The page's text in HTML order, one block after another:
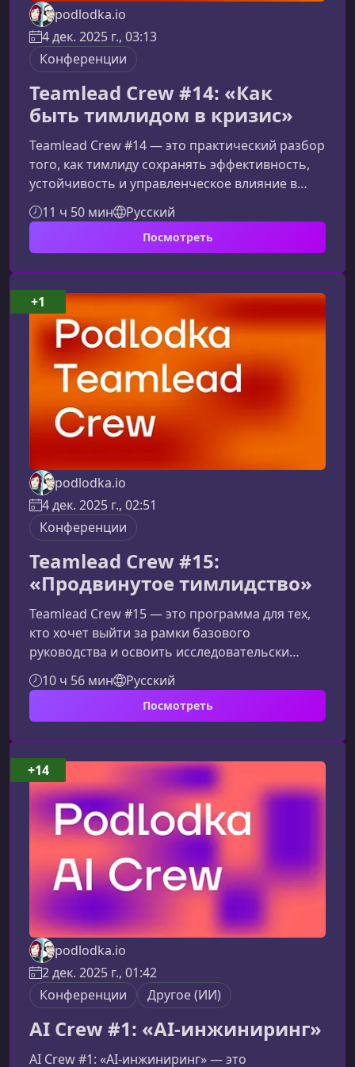
podlodka.io
4 дек. 2025 г., 03:13
Конференции
Teamlead Crew #14: «Как
быть тимлидом в кризис»
Teamlead Crew #14 — это практический разбор
того, как тимлиду сохранять эффективность,
устойчивость и управленческое влияние в
условиях кризиса. Сезон помогает
переосмыслить неопределённость как точку
роста и даёт рабочие инструменты для
поддержки команды.О чём этот сезонКурс
раскрывает ключевые принципы кризисного
лидерства и показывает, как тимлиду
действовать, когда внешняя среда
нестабильна, а ответственност
11 ч 50 мин Русский
Посмотреть
podlodka.io
4 дек. 2025 г., 02:51
Конференции
Teamlead Crew #15:
«Продвинутое тимлидство»
Teamlead Crew #15 — это программа для тех,
кто хочет выйти за рамки базового
руководства и освоить исследовательски
обоснованные, масштабируемые
управленческие практики, применимые в
любой технологической организации.Зачем
идти на продвинутое тимлидствоПо мере
роста команды и сложности продуктов тимлид
сталкивается с новыми вызовами: от
выстраивания доверия со стейкхолдерами до
формирования операционных процессов без
микроконтроля. Этот курс п
10 ч 56 мин Русский
Посмотреть
+1
podlodka.io
2 дек. 2025 г., 01:42
Конференции
Другое (ИИ)
AI Crew #1: «AI-инжиниринг»
AI Crew #1: «AI-инжиниринг» — это
+14